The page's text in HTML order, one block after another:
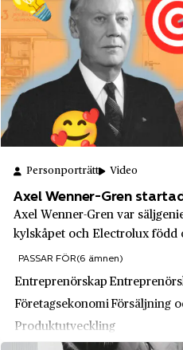
Gambro
GB
General Electric AB
General Motors
Georg Sörman
Grand Hôtel
Grand Hotell Hörnan
Grannas Anders Olssons
Grängesbergsbolaget
Hultafors
Huskvarna
Härjedalen
Höganäs
Personporträtt Video
Axel Wenner-Gren
Axel Wenner-Gren var
kylskåpet och Electrolux född
Hans revolutionerande
han dog nästan utfattig, finns
PASSAR FÖR(6 ämnen)
Entreprenörskap
Företagsekonomi Försäljning
Produktutveckling